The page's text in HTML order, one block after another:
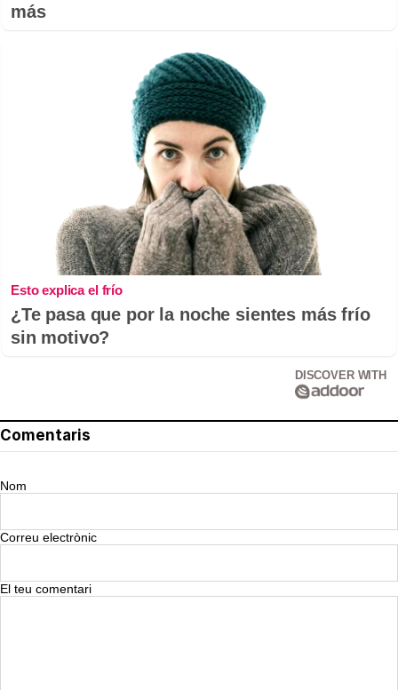
más
Esto explica el frío
¿Te pasa que por la noche sientes más frío
sin motivo?
DISCOVER WITH
Comentaris
Nom
Correu electrònic
El teu comentari